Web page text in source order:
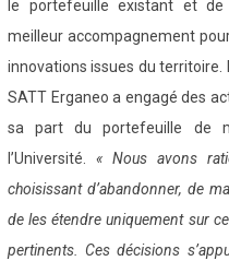
le portefeuille existant et de
meilleur accompagnement
innovations issues du territoire.
SATT Erganeo a engagé des
sa part du portefeuille de
l’Université.
« Nous avons
choisissant d’abandonner, de
de les étendre uniquement sur
pertinents. Ces décisions